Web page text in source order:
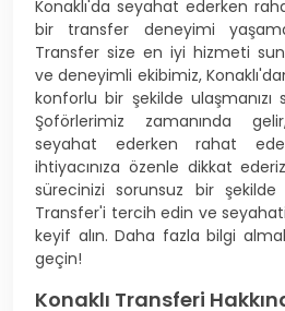
Konaklı'da seyahat ederken
bir transfer deneyimi
Transfer size en iyi hizmeti
ve deneyimli ekibimiz,
konforlu bir şekilde
Şoförlerimiz zamanında
seyahat ederken rahat
ihtiyacınıza özenle dikkat
sürecinizi sorunsuz bir
Transfer'i tercih edin ve
keyif alın. Daha fazla bilgi
geçin!
Konaklı Transferi